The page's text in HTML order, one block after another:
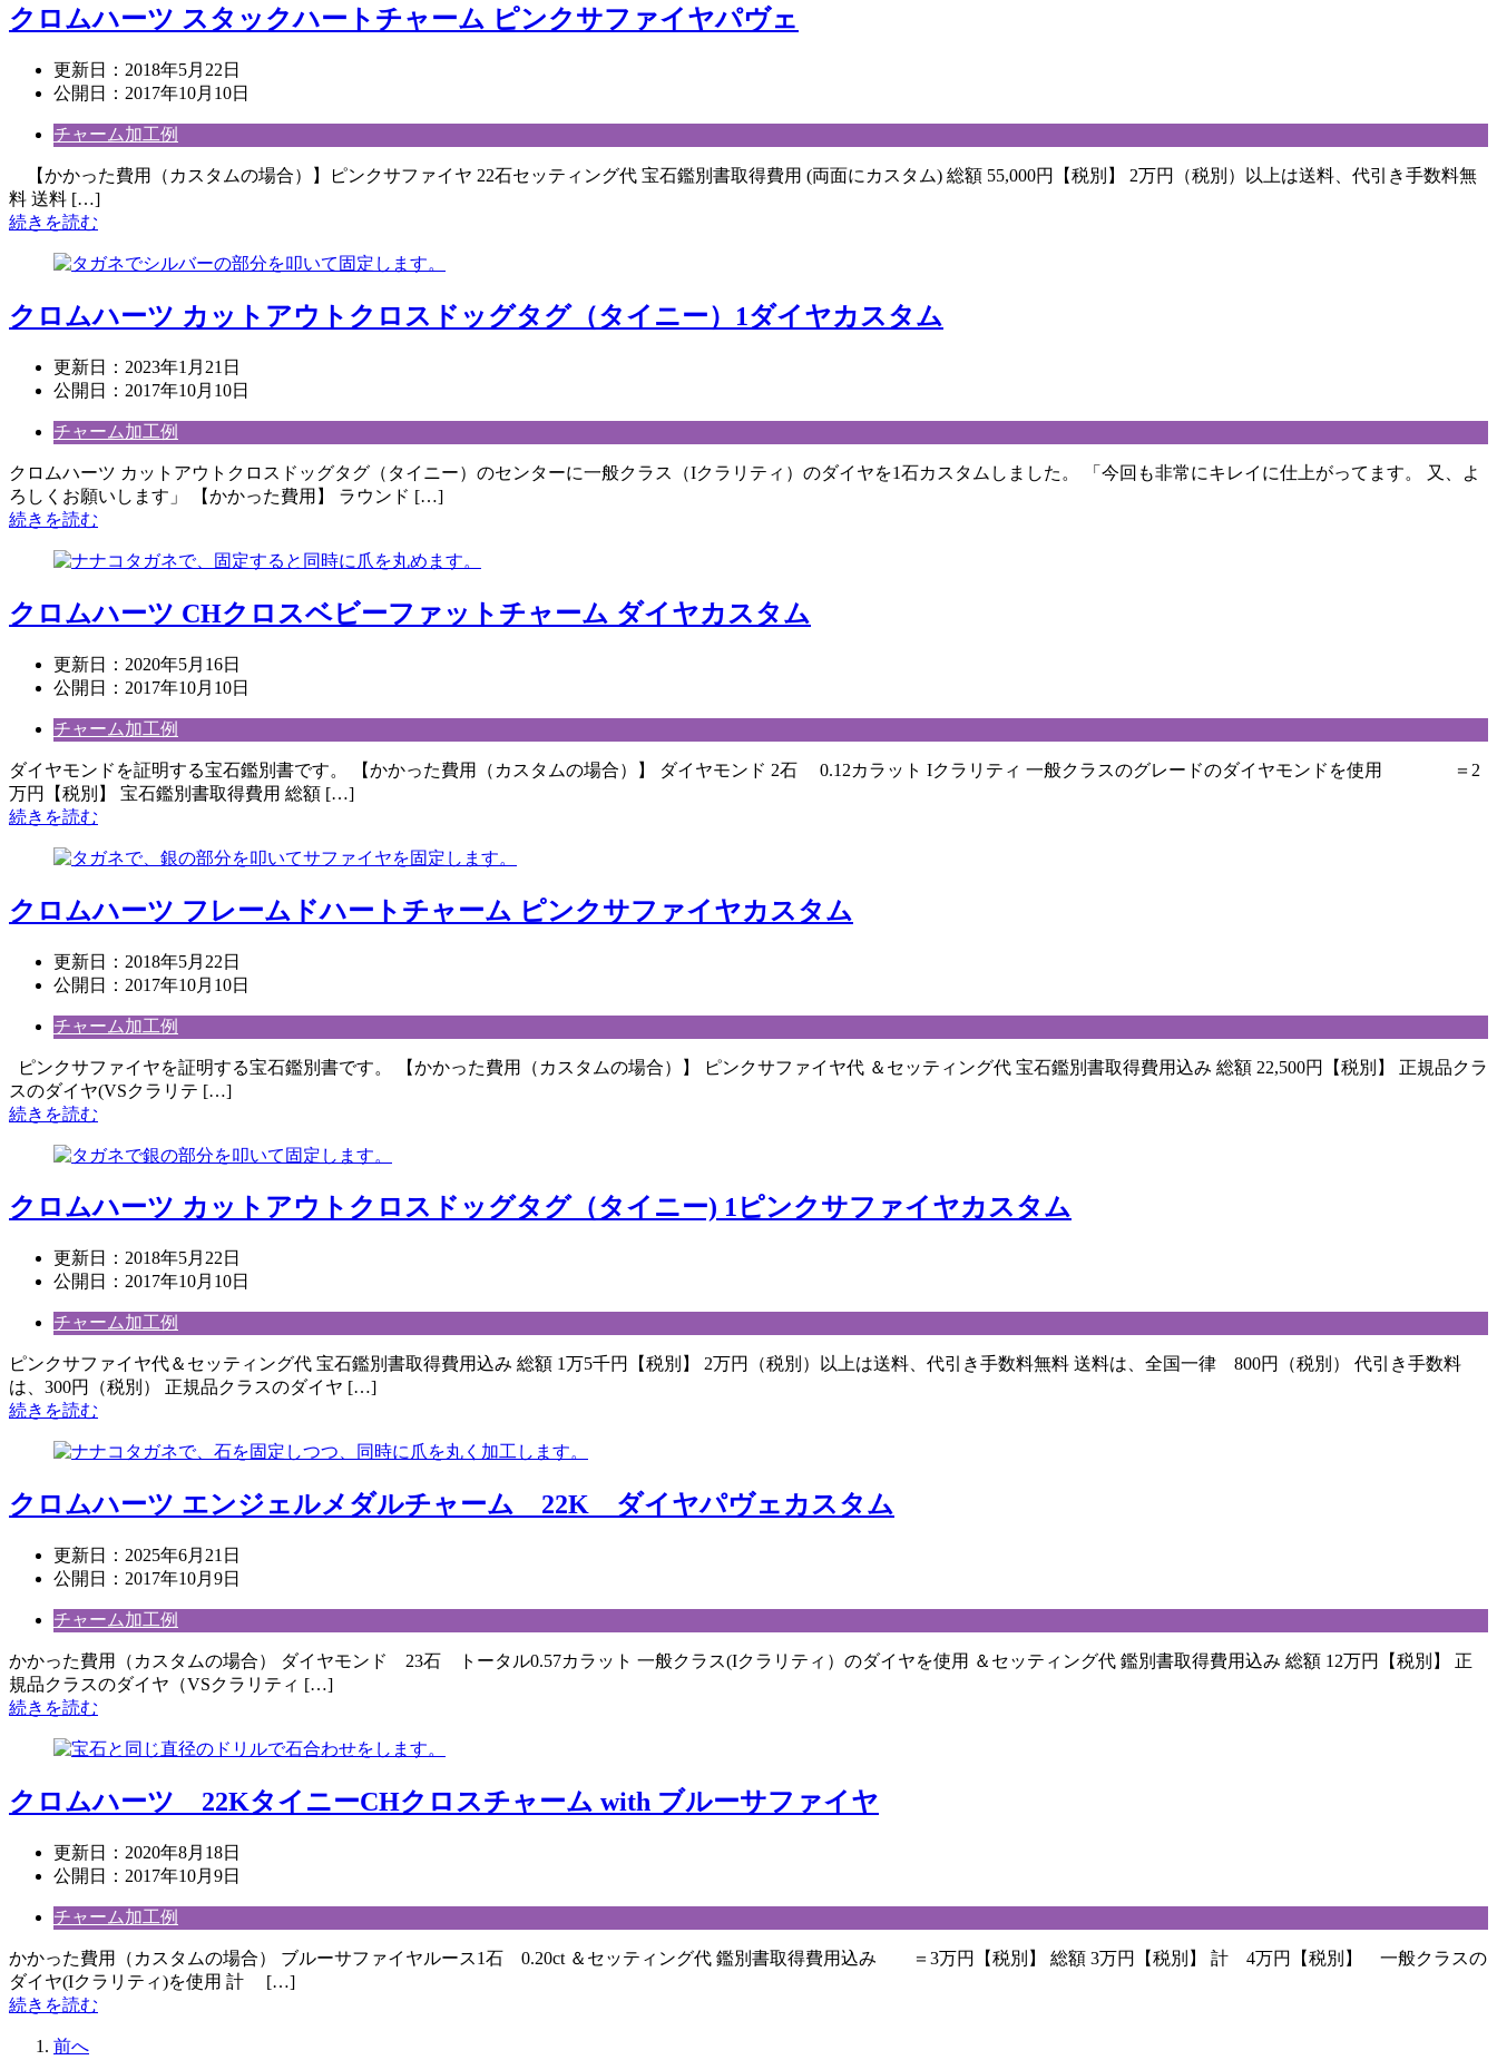
クロムハーツ スタックハートチャーム ピンクサファイヤパヴェ
更新日： 2018年5月22日
公開日： 2017年10月10日
チャーム加工例
【かかった費用（カスタムの場合）】ピンクサファイヤ 22石セッティング代 宝石鑑別書取得費用 (両面にカスタム) 総額 55,000円【税別】 2万円（税別）以上は送料、代引き手数料無
料 送料 […]
続きを読む
クロムハーツ カットアウトクロスドッグタグ（タイニー）1ダイヤカスタム
更新日： 2023年1月21日
公開日： 2017年10月10日
チャーム加工例
クロムハーツ カットアウトクロスドッグタグ（タイニー）のセンターに一般クラス（Iクラリティ）のダイヤを1石カスタムしました。 「今回も非常にキレイに仕上がってます。 又、よ
ろしくお願いします」 【かかった費用】 ラウンド […]
続きを読む
クロムハーツ CHクロスベビーファットチャーム ダイヤカスタム
更新日： 2020年5月16日
公開日： 2017年10月10日
チャーム加工例
ダイヤモンドを証明する宝石鑑別書です。 【かかった費用（カスタムの場合）】 ダイヤモンド 2石 0.12カラット Iクラリティ 一般クラスのグレードのダイヤモンドを使用 ＝2
万円【税別】 宝石鑑別書取得費用 総額 […]
続きを読む
クロムハーツ フレームドハートチャーム ピンクサファイヤカスタム
更新日： 2018年5月22日
公開日： 2017年10月10日
チャーム加工例
ピンクサファイヤを証明する宝石鑑別書です。 【かかった費用（カスタムの場合）】 ピンクサファイヤ代 ＆セッティング代 宝石鑑別書取得費用込み 総額 22,500円【税別】 正規品クラ
スのダイヤ(VSクラリテ […]
続きを読む
クロムハーツ カットアウトクロスドッグタグ（タイニー) 1ピンクサファイヤカスタム
更新日： 2018年5月22日
公開日： 2017年10月10日
チャーム加工例
ピンクサファイヤ代＆セッティング代 宝石鑑別書取得費用込み 総額 1万5千円【税別】 2万円（税別）以上は送料、代引き手数料無料 送料は、全国一律 800円（税別） 代引き手数料
は、300円（税別） 正規品クラスのダイヤ […]
続きを読む
クロムハーツ エンジェルメダルチャーム 22K ダイヤパヴェカスタム
更新日： 2025年6月21日
公開日： 2017年10月9日
チャーム加工例
かかった費用（カスタムの場合） ダイヤモンド 23石 トータル0.57カラット 一般クラス(Iクラリティ）のダイヤを使用 ＆セッティング代 鑑別書取得費用込み 総額 12万円【税別】 正
規品クラスのダイヤ（VSクラリティ […]
続きを読む
クロムハーツ 22KタイニーCHクロスチャーム with ブルーサファイヤ
更新日： 2020年8月18日
公開日： 2017年10月9日
チャーム加工例
かかった費用（カスタムの場合） ブルーサファイヤルース1石 0.20ct ＆セッティング代 鑑別書取得費用込み ＝3万円【税別】 総額 3万円【税別】 計 4万円【税別】 一般クラスの
ダイヤ(Iクラリティ)を使用 計 […]
続きを読む
前へ